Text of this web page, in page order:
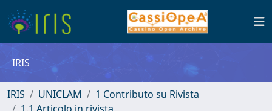
IRIS
IRIS UNICLAM
1 Contributo su Rivista